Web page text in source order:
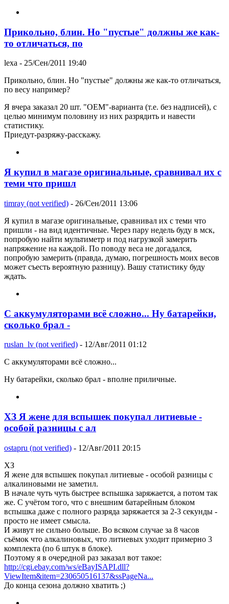
Прикольно, блин. Но "пустые" должны же как-
то отличаться, по
lexa - 25/Сен/2011 19:40
Прикольно, блин. Но "пустые" должны же как-то отличаться,
по весу например?
Я вчера заказал 20 шт. "OEM"-варианта (т.е. без надписей), с
целью минимум половину из них разрядить и навести
статистику.
Приедут-разряжу-расскажу.
Я купил в магазе оригинальные, сравнивал их с
теми что пришл
timray (not verified) - 26/Сен/2011 13:06
Я купил в магазе оригинальные, сравнивал их с теми что
пришли - на вид идентичные. Через пару недель буду в мск,
попробую найти мультиметр и под нагрузкой замерить
напряжение на каждой. По поводу веса не догадался,
попробую замерить (правда, думаю, погрешность моих весов
может съесть вероятную разницу). Вашу статистику буду
ждать.
С аккумуляторами всё сложно... Ну батарейки,
сколько брал -
ruslan_lv (not verified) - 12/Авг/2011 01:12
С аккумуляторами всё сложно...
Ну батарейки, сколько брал - вполне приличные.
ХЗ Я жене для вспышек покупал литиевые -
особой разницы с ал
ostapru (not verified) - 12/Авг/2011 20:15
ХЗ
Я жене для вспышек покупал литиевые - особой разницы с
алкалиновыми не заметил.
В начале чуть чуть быстрее вспышка заряжается, а потом так
же. С учётом того, что с внешним батарейным блоком
вспышка даже с полного разряда заряжается за 2-3 секунды -
просто не имеет смысла.
И живут не сильно больше. Во всяком случае за 8 часов
съёмок что алкалиновых, что литиевых уходит примерно 3
комплекта (по 6 штук в блоке).
Поэтому я в очередной раз заказал вот такое:
http://cgi.ebay.com/ws/eBayISAPI.dll?
ViewItem&item=230650516137&ssPageNa...
До конца сезона должно хватить ;)